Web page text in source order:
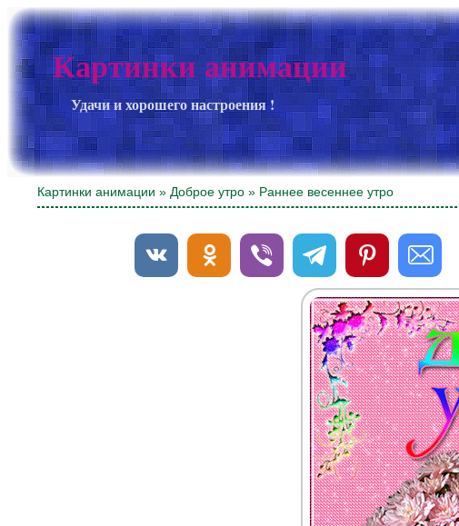
Картинки анимации
Удачи и хорошего настроения !
Картинки анимации » Доброе утро » Раннее весеннее утро